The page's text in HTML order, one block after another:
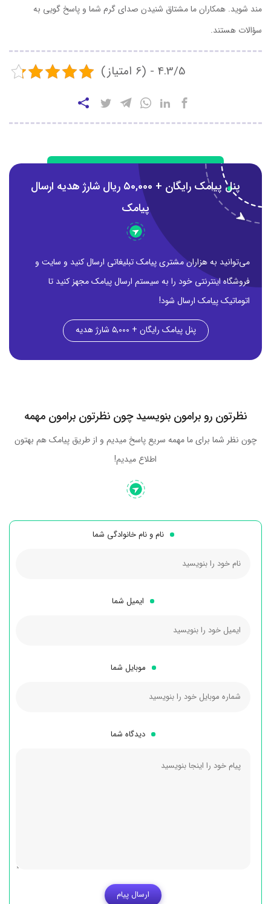
مند شوید. همکاران ما مشتاق شنیدن صدای گرم شما و پاسخ گویی به
سؤالات هستند.
4.3/5 - (6 امتیاز)
پنل پیامک رایگان + ۵0,000 ریال شارژ هدیه ارسال
پیامک
می‌توانید به هزاران مشتری پیامک تبلیغاتی ارسال کنید و سایت و
فروشگاه اینترنتی خود را به سیستم ارسال پیامک مجهز کنید تا
اتوماتیک پیامک ارسال شود!
پنل پیامک رایگان + ۵,۰۰۰ شارژ هدیه
نظرتون رو برامون بنویسید چون نظرتون برامون مهمه
چون نظر شما برای ما مهمه سریع پاسخ میدیم و از طریق پیامک هم بهتون
اطلاع میدیم!
نام و نام خانوادگی شما
ایمیل شما
موبایل شما
دیدگاه شما
ارسال پیام